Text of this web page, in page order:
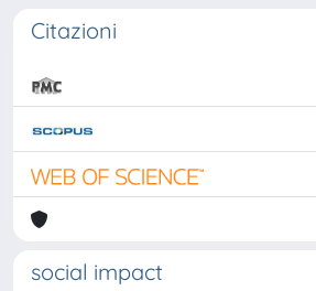
Citazioni
social impact